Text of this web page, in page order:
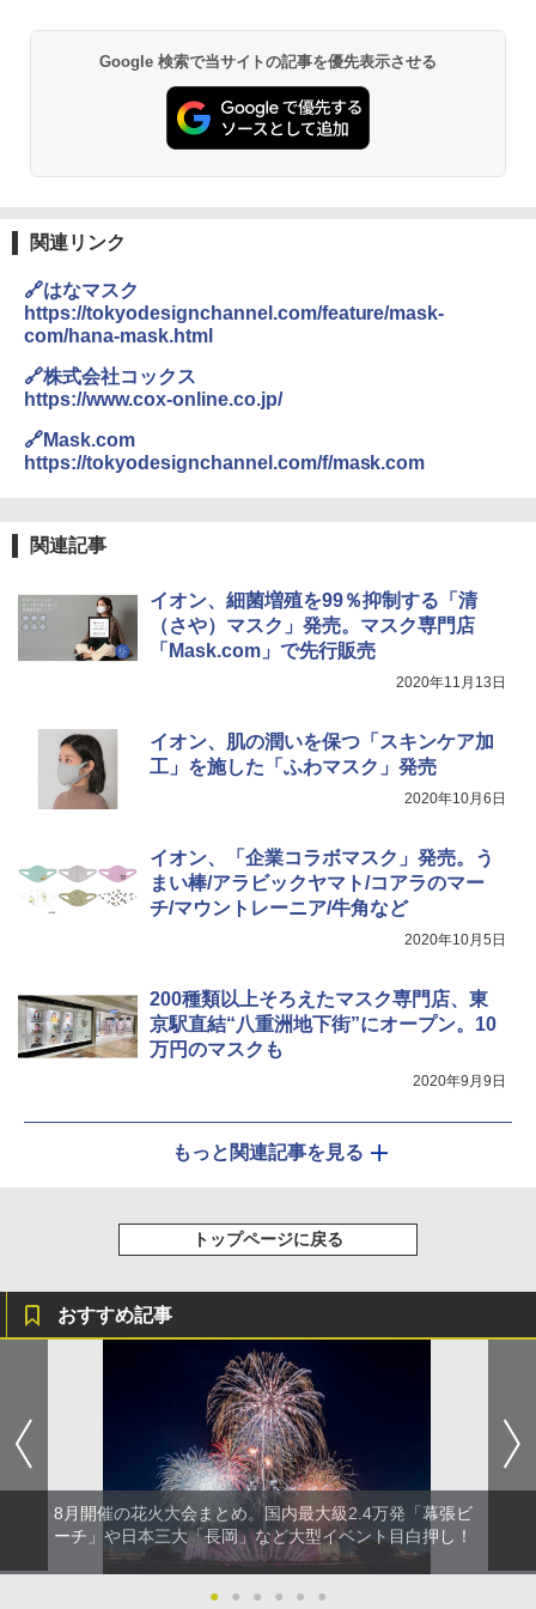
Google 検索で当サイトの記事を優先表示させる
関連リンク
🔗はなマスク
https://tokyodesignchannel.com/feature/mask-
com/hana-mask.html
🔗株式会社コックス
https://www.cox-online.co.jp/
🔗Mask.com
https://tokyodesignchannel.com/f/mask.com
関連記事
イオン、細菌増殖を99％抑制する「清
（さや）マスク」発売。マスク専門店
「Mask.com」で先行販売
2020年11月13日
イオン、肌の潤いを保つ「スキンケア加
工」を施した「ふわマスク」発売
2020年10月6日
イオン、「企業コラボマスク」発売。う
まい棒/アラビックヤマト/コアラのマー
チ/マウントレーニア/牛角など
2020年10月5日
200種類以上そろえたマスク専門店、東
京駅直結“八重洲地下街”にオープン。10
万円のマスクも
2020年9月9日
もっと関連記事を見る
トップページに戻る
おすすめ記事
8月開催の花火大会まとめ。国内最大級2.4万発「幕張ビ
ーチ」や日本三大「長岡」など大型イベント目白押し！
● ● ● ● ● ●